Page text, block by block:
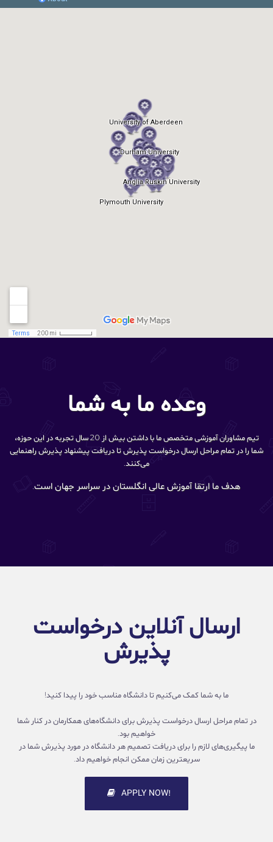
وعده ما به شما
تیم مشاوران آموزشی متخصص ما با داشتن بیش از 20 سال تجربه در این حوزه،
شما را در تمام مراحل ارسال درخواست پذیرش تا دریافت پیشنهاد پذیرش راهنمایی
می‌کنند.
هدف ما ارتقا آموزش عالی انگلستان در سراسر جهان است.
ارسال آنلاین درخواست
پذیرش
ما به شما کمک می‌کنیم تا دانشگاه مناسب خود را پیدا کنید!
در تمام مراحل ارسال درخواست پذیرش برای دانشگاه‌های همکارمان در کنار شما
خواهیم بود.
ما پیگیری‌های لازم را برای دریافت تصمیم هر دانشگاه در مورد پذیرش شما در
سریعترین زمان ممکن انجام خواهیم داد.
!APPLY NOW